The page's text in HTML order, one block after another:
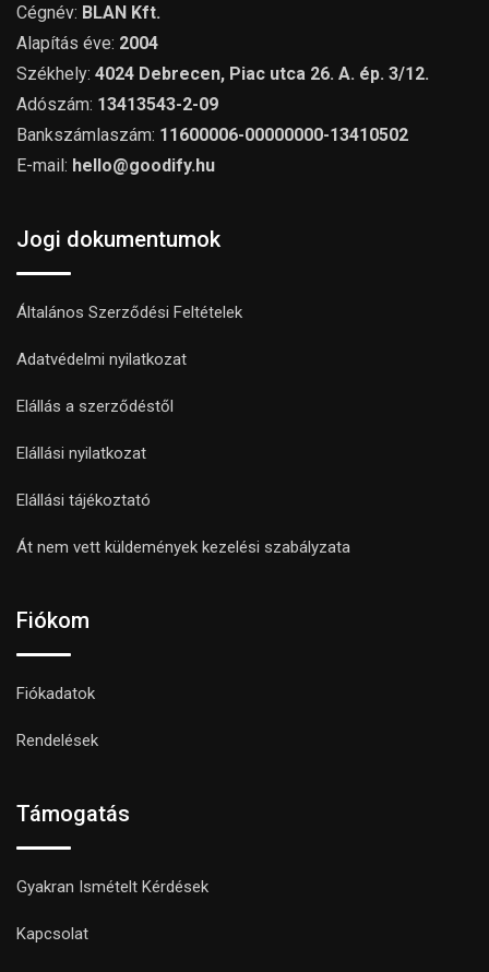
Cégnév: BLAN Kft.
Alapítás éve: 2004
Székhely: 4024 Debrecen, Piac utca 26. A. ép. 3/12.
Adószám: 13413543-2-09
Bankszámlaszám: 11600006-00000000-13410502
E-mail: hello@goodify.hu
Jogi dokumentumok
Általános Szerződési Feltételek
Adatvédelmi nyilatkozat
Elállás a szerződéstől
Elállási nyilatkozat
Elállási tájékoztató
Át nem vett küldemények kezelési szabályzata
Fiókom
Fiókadatok
Rendelések
Támogatás
Gyakran Ismételt Kérdések
Kapcsolat